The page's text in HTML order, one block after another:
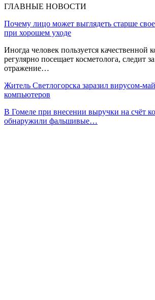
ГЛАВНЫЕ НОВОСТИ
Почему лицо может выглядеть старше
при хорошем уходе
Иногда человек пользуется качественной
регулярно посещает косметолога, следит
отражение…
Житель Светлогорска заразил вирусом-
компьютеров
В Гомеле при внесении выручки на счёт
обнаружили фальшивые…